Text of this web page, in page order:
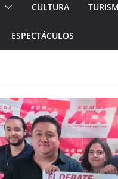
CULTURA
ESPECTÁCULOS